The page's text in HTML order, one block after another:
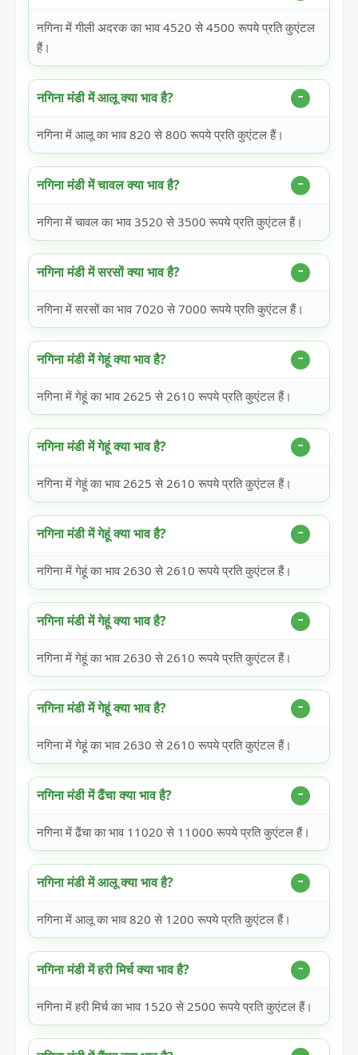
नगिना में गीली अदरक का भाव 4520 से 4500 रूपये प्रति कुएंटल
हैं।
नगिना मंडी में आलू क्या भाव है?
नगिना में आलू का भाव 820 से 800 रूपये प्रति कुएंटल हैं।
नगिना मंडी में चावल क्या भाव है?
नगिना में चावल का भाव 3520 से 3500 रूपये प्रति कुएंटल हैं।
नगिना मंडी में सरसों क्या भाव है?
नगिना में सरसों का भाव 7020 से 7000 रूपये प्रति कुएंटल हैं।
नगिना मंडी में गेहूं क्या भाव है?
नगिना में गेहूं का भाव 2625 से 2610 रूपये प्रति कुएंटल हैं।
नगिना मंडी में गेहूं क्या भाव है?
नगिना में गेहूं का भाव 2625 से 2610 रूपये प्रति कुएंटल हैं।
नगिना मंडी में गेहूं क्या भाव है?
नगिना में गेहूं का भाव 2630 से 2610 रूपये प्रति कुएंटल हैं।
नगिना मंडी में गेहूं क्या भाव है?
नगिना में गेहूं का भाव 2630 से 2610 रूपये प्रति कुएंटल हैं।
नगिना मंडी में गेहूं क्या भाव है?
नगिना में गेहूं का भाव 2630 से 2610 रूपये प्रति कुएंटल हैं।
नगिना मंडी में ढैंचा क्या भाव है?
नगिना में ढैंचा का भाव 11020 से 11000 रूपये प्रति कुएंटल हैं।
नगिना मंडी में आलू क्या भाव है?
नगिना में आलू का भाव 820 से 1200 रूपये प्रति कुएंटल हैं।
नगिना मंडी में हरी मिर्च क्या भाव है?
नगिना में हरी मिर्च का भाव 1520 से 2500 रूपये प्रति कुएंटल हैं।